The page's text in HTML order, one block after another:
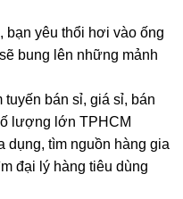
bạn yêu thổi hơi vào ống
bung lên những mảnh
bán sỉ, giá sỉ, bán
lượng lớn TPHCM
dụng, tìm nguồn hàng gia
đại lý hàng tiêu dùng